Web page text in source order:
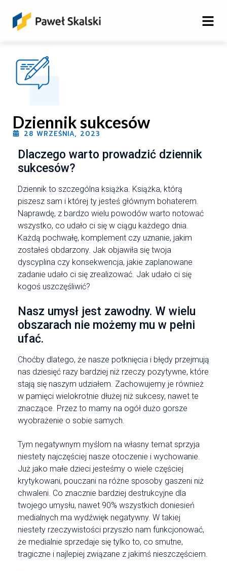
Dziennik sukcesów
28 WRZEŚNIA, 2023
Dlaczego warto prowadzić dziennik
sukcesów?
Dziennik to szczególna książka. Książka, którą
piszesz sam i której ty jesteś głównym bohaterem.
Naprawdę, z bardzo wielu powodów warto notować
wszystko, co udało ci się w ciągu każdego dnia.
Każdą pochwałę, komplement czy uznanie, jakim
zostałeś obdarzony. Jak objawiła się twoja
dyscyplina czy konsekwencja, jakie zaplanowane
zadanie udało ci się zrealizować. Jak udało ci się
kogoś uszczęśliwić?
Nasz umysł jest zawodny. W wielu
obszarach nie możemy mu w pełni
ufać.
Choćby dlatego, że nasze potknięcia i błędy przejmują
nas dziesięć razy bardziej niż rzeczy pozytywne, które
stają się naszym udziałem. Zachowujemy je również
w pamięci wielokrotnie dłużej niż sukcesy, nawet te
znaczące. Przez to mamy na ogół dużo gorsze
wyobrażenie o sobie samych.
Tym negatywnym myślom na własny temat sprzyja
niestety najczęściej nasze otoczenie i wychowanie.
Już jako małe dzieci jesteśmy o wiele częściej
krytykowani, pouczani na różne sposoby gaszeni niż
chwaleni. Co znacznie bardziej destrukcyjne dla
twojego umysłu, nawet 90% wszystkich doniesień
medialnych ma wydźwięk negatywny. W takiej
niestety rzeczywistości przyszło nam funkcjonować,
że medialnie sprzedaje się tylko to, co smutne,
tragiczne i najlepiej związane z jakimś nieszczęściem.